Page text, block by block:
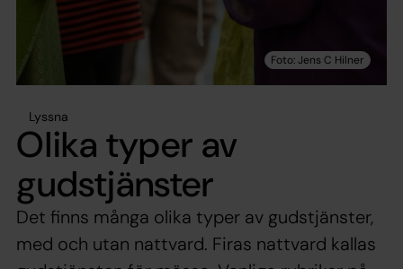
Lyssna
Olika typer av
gudstjänster
Det finns många olika typer av gudstjänster,
med och utan nattvard. Firas nattvard kallas